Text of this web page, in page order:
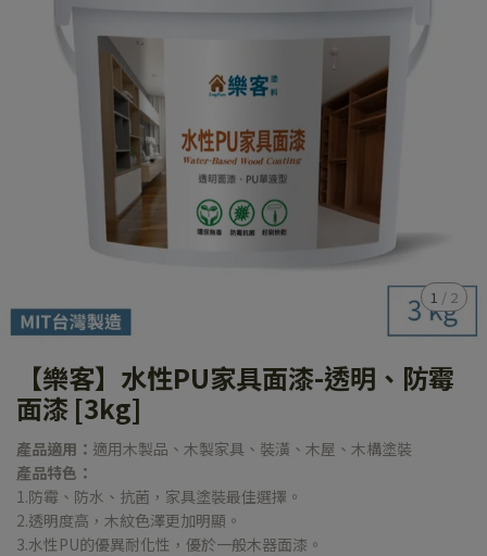
1 / 2
【樂客】水性PU家具面漆-透明、防霉
面漆 [3kg]
產品適用： 適用木製品、木製家具、裝潢、木屋、木構塗裝
產品特色：
1.防霉、防水、抗菌，家具塗裝最佳選擇。
2.透明度高，木紋色澤更加明顯。
3.水性PU的優異耐化性，優於一般木器面漆。